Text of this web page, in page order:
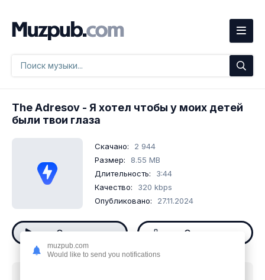
The Adresov - Я хотел чтобы у моих детей
были твои глаза
Скачано:
2 944
Размер:
8.55 MB
Длительность:
3:44
Качество:
320 kbps
Опубликовано:
27.11.2024
Слушать Скачать
muzpub.com
Would like to send you notifications